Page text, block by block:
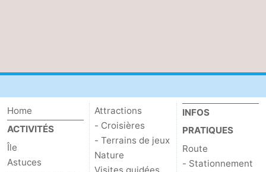
Home
ACTIVITÉS
Île
Astuces
Attractions
- Croisières
- Terrains de jeux
Nature
INFOS
PRATIQUES
Route
- Stationnement